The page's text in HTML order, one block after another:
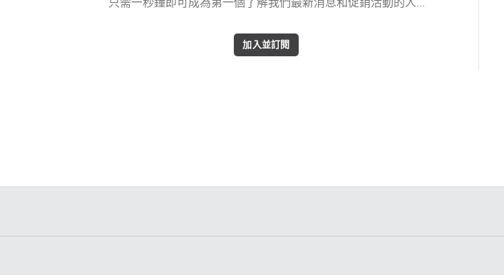
只需一秒鐘即可成為第一個了解我們最新消息和促銷活動的人...
加入並訂閱